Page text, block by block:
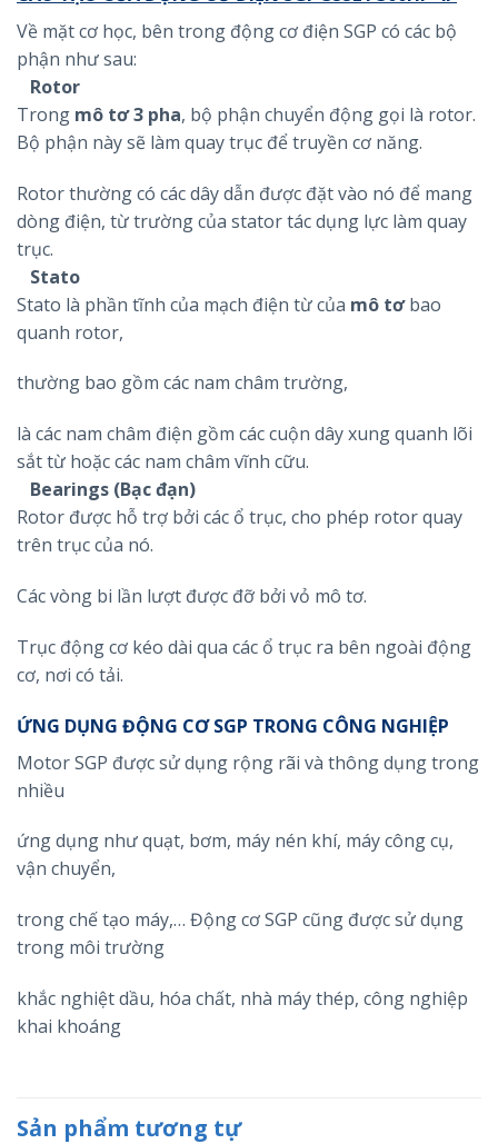
Về mặt cơ học, bên trong động cơ điện SGP có các bộ
phận như sau:
Rotor
Trong mô tơ 3 pha, bộ phận chuyển động gọi là rotor.
Bộ phận này sẽ làm quay trục để truyền cơ năng.
Rotor thường có các dây dẫn được đặt vào nó để mang
dòng điện, từ trường của stator tác dụng lực làm quay
trục.
Stato
Stato là phần tĩnh của mạch điện từ của mô tơbao
quanh rotor,
thường bao gồm các nam châm trường,
là các nam châm điện gồm các cuộn dây xung quanh lõi
sắt từ hoặc các nam châm vĩnh cữu.
Bearings (Bạc đạn)
Rotor được hỗ trợ bởi các ổ trục, cho phép rotor quay
trên trục của nó.
Các vòng bi lần lượt được đỡ bởi vỏ mô tơ.
Trục động cơ kéo dài qua các ổ trục ra bên ngoài động
cơ, nơi có tải.
ỨNG DỤNG ĐỘNG CƠ SGP TRONG CÔNG NGHIỆP
Motor SGP được sử dụng rộng rãi và thông dụng trong
nhiều
ứng dụng như quạt, bơm, máy nén khí, máy công cụ,
vận chuyển,
trong chế tạo máy,… Động cơ SGP cũng được sử dụng
trong môi trường
khắc nghiệt dầu, hóa chất, nhà máy thép, công nghiệp
khai khoáng
Sản phẩm tương tự